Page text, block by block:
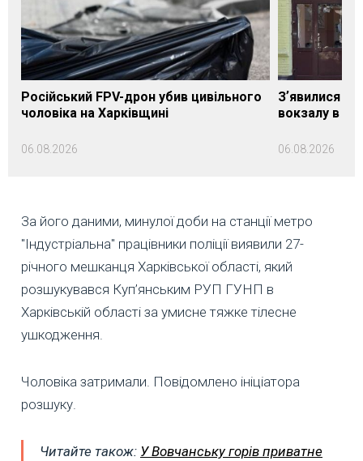
Російський FPV-дрон убив цивільного
чоловіка на Харківщині
06.08.2026
Зʼявилися
вокзалу в
06.08.2026
За його даними, минулої доби на станції метро
"Індустріальна" працівники поліції виявили 27-
річного мешканця Харківської області, який
розшукувався Куп’янським РУП ГУНП в
Харківській області за умисне тяжке тілесне
ушкодження.
Чоловіка затримали. Повідомлено ініціатора
розшуку.
Читайте також: У Вовчанську горів приватне